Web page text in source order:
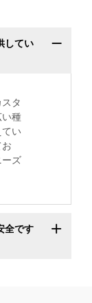
してい
タ
種
い
ーズ
全です